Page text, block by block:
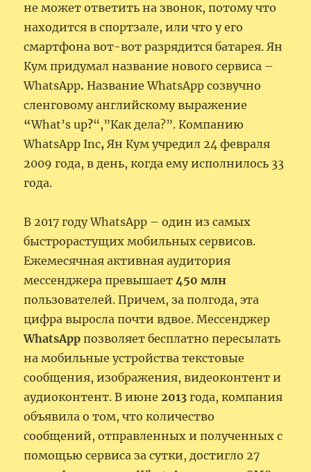
не может ответить на звонок, потому что
находится в спортзале, или что у его
смартфона вот-вот разрядится батарея. Ян
Кум придумал название нового сервиса –
WhatsApp. Название WhatsApp созвучно
сленговому английскому выражение
“What’s up?“,”Как дела?”. Компанию
WhatsApp Inc, Ян Кум учредил 24 февраля
2009 года, в день, когда ему исполнилось 33
года.
В 2017 году WhatsApp – один из самых
быстрорастущих мобильных сервисов.
Ежемесячная активная аудитория
мессенджера превышает450 млн
пользователей. Причем, за полгода, эта
цифра выросла почти вдвое. Мессенджер
WhatsApp позволяет бесплатно пересылать
на мобильные устройства текстовые
сообщения, изображения, видеоконтент и
аудиоконтент. В июне2013 года, компания
объявила о том, что количество
сообщений, отправленных и полученных с
помощью сервиса за сутки, достигло 27